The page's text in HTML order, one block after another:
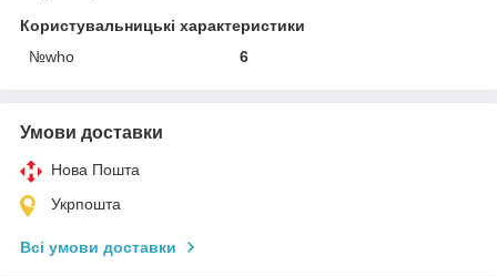
Користувальницькі характеристики
№who
6
Умови доставки
Нова Пошта
Укрпошта
Всі умови доставки